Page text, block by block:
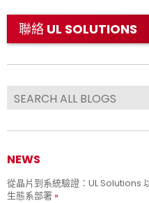
聯絡 UL SOLUTIONS
NEWS
從晶片到系統驗證：UL Solutions
生態系部署